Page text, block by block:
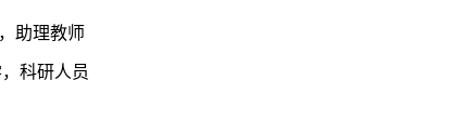
助理教师
，科研人员